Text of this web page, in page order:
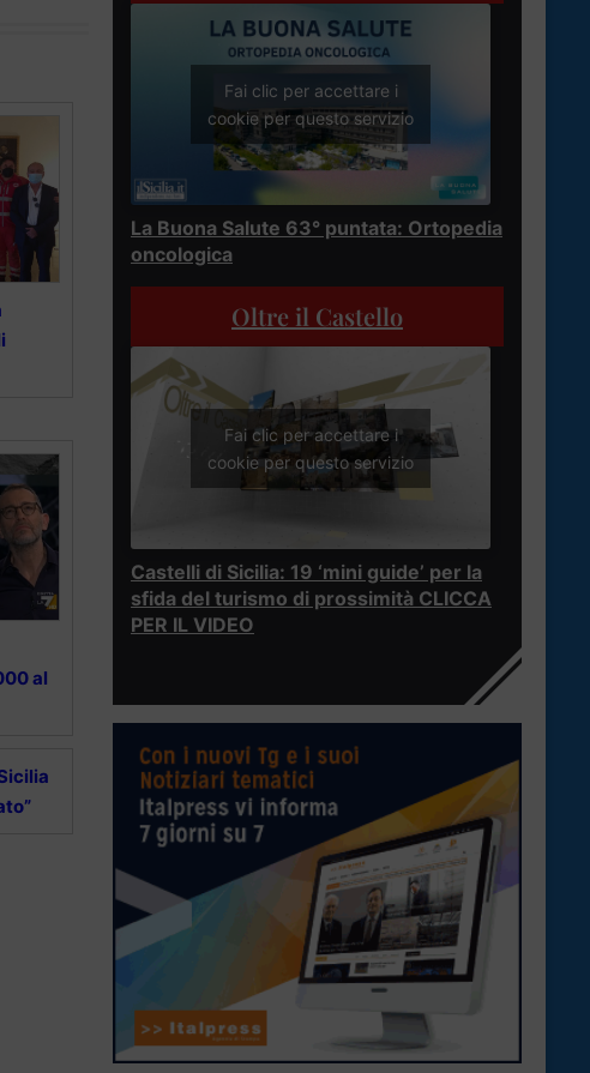
al
Fai clic per accettare i
cookie per questo servizio
La Buona Salute 63° puntata: Ortopedia
oncologica
Oltre il Castello
Fai clic per accettare i
cookie per questo servizio
Castelli di Sicilia: 19 ‘mini guide’ per la
sfida del turismo di prossimità CLICCA
PER IL VIDEO